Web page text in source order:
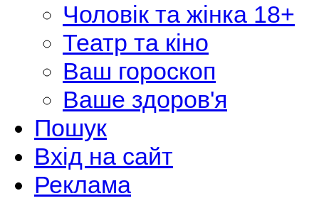
Чоловік та жінка 18+
Театр та кіно
Ваш гороскоп
Ваше здоров'я
Пошук
Вхід на сайт
Реклама